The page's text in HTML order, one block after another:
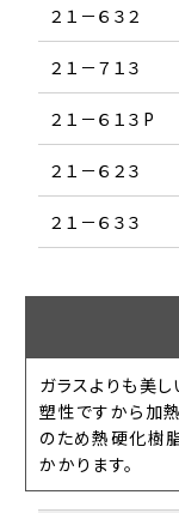
２１－６３２
２１－７１３
２１－６１３P
２１－６２３
２１－６３３
ガラスよりも美
塑性ですから加
のため熱硬化樹
かかります。